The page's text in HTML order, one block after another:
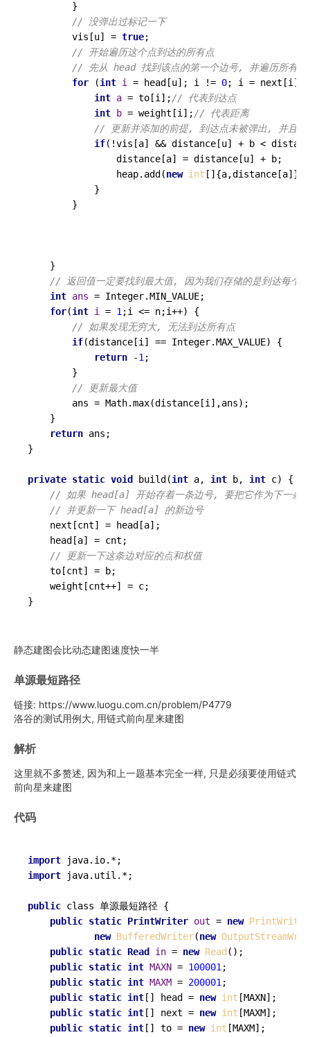
        }
// 没弹出过标记一下
        vis[u] =
true;
// 开始遍历这个点到达的所有点
// 先从 head 找到该点的第一个边号, 并遍历所有的
for (int i = head[u]; i != 0; i = next[i])
int a = to[i];// 代表到达点
int
b = weight[i];// 代表距离
// 更新并添加的前提, 到达点未被弹出, 并且从
if(!vis[a] && distance[u] + b <
                distance[a] = distance[u] + b;
                heap.add(
new int []{a,distance[a]});
            }
        }
    }
// 返回值一定要找到最大值, 因为我们存储的是到达每个
int ans = Integer.MIN_VALUE;
for(int i = 1;i <= n;i++) {
// 如果发现无穷大, 无法到达所有点
if(distance[i] == Integer.MAX_VALUE) {
return -1;
        }
// 更新最大值
        ans = Math.max(distance[i],ans);
    }
return ans;
}
private static void build (int a, int b, int c)
{
// 如果 head[a] 开始存着一条边号, 要把它作为下一条
// 并更新一下 head[a] 的新边号
    next[cnt] = head[a];
    head[a] = cnt;
// 更新一下这条边对应的点和权值
    to[cnt] = b;
    weight[cnt++] = c;
静态建图会比动态建图速度快一半
单源最短路径
链接: https://www.luogu.com.cn/problem/P4779
洛谷的测试用例大, 用链式前向星来建图
解析
这里就不多赘述, 因为和上一题基本完全一样, 只是必须要使用链式
前向星来建图
代码
import
import java.util.*;
public class 单源最短路径 {
public static PrintWriter out = new PrintWriter
new BufferedWriter(new
public static Read in = new Read ();
public static int MAXN = 100001;
public static int MAXM = 200001;
public static int [] head = new int [MAXN];
public static int [] next = new int [MAXM];
public static int [] to = new int [MAXM];